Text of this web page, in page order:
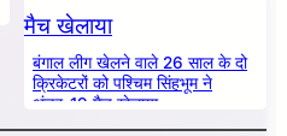
बंगाल लीग खेलने वाले 26 साल के दो
क्रिकेटरों को पश्चिम सिंहभूम ने
अंडर-19 मैच खेलाया